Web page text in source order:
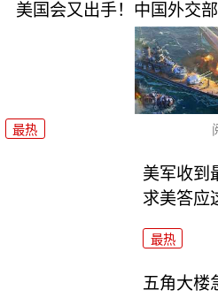
美国会又出手！中国外交
最热
美军收到
求美答应
最热
五角大楼